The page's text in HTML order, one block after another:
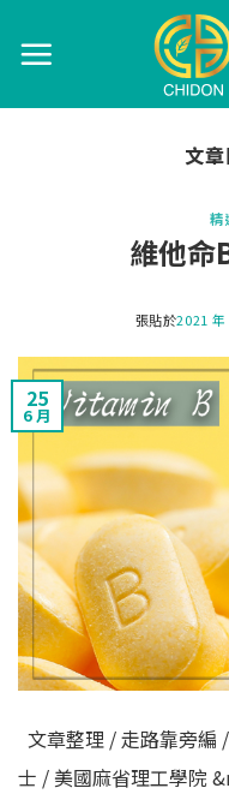
文
精
維他命
張貼於2021
25
6 月
文章整理 / 走路靠旁編
士 / 美國麻省理工學院